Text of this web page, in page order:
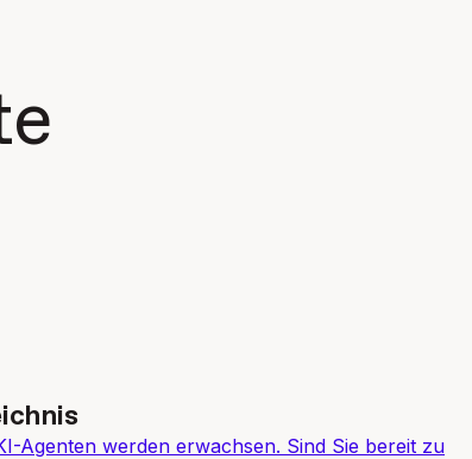
Agenten werden erwachsen. Sind Sie bereit zu